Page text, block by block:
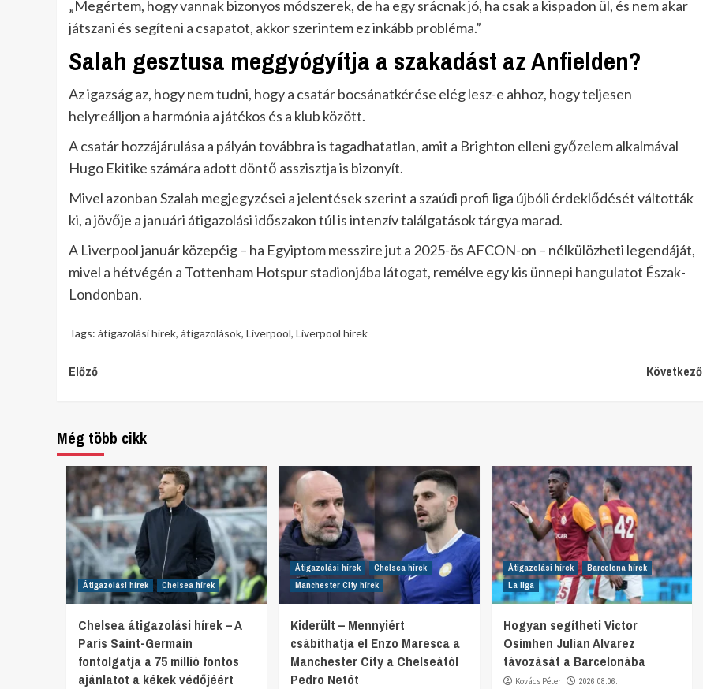
„Megértem, hogy vannak bizonyos módszerek, de ha egy srácnak jó, ha csak a kispadon ül, és nem akar
játszani és segíteni a csapatot, akkor szerintem ez inkább probléma.”
Salah gesztusa meggyógyítja a szakadást az Anfielden?
Az igazság az, hogy nem tudni, hogy a csatár bocsánatkérése elég lesz-e ahhoz, hogy teljesen
helyreálljon a harmónia a játékos és a klub között.
A csatár hozzájárulása a pályán továbbra is tagadhatatlan, amit a Brighton elleni győzelem alkalmával
Hugo Ekitike számára adott döntő asszisztja is bizonyít.
Mivel azonban Szalah megjegyzései a jelentések szerint a szaúdi profi liga újbóli érdeklődését váltották
ki, a jövője a januári átigazolási időszakon túl is intenzív találgatások tárgya marad.
A Liverpool január közepéig – ha Egyiptom messzire jut a 2025-ös AFCON-on – nélkülözheti legendáját,
mivel a hétvégén a Tottenham Hotspur stadionjába látogat, remélve egy kis ünnepi hangulatot Észak-
Londonban.
Tags: átigazolási hírek, átigazolások, Liverpool, Liverpool hírek
Continue
Előző Következő
Még több cikk
Átigazolási hírek Chelsea hírek
Chelsea átigazolási hírek – A
Paris Saint-Germain
fontolgatja a 75 millió fontos
ajánlatot a kékek védőjéért
Átigazolási hírek
Chelsea hírek
Manchester City hírek
Kiderült – Mennyiért
csábíthatja el Enzo Maresca a
Manchester City a Chelseától
Pedro Netót
Átigazolási hírek
Barcelona hírek
La liga
Hogyan segítheti Victor
Osimhen Julian Alvarez
távozását a Barcelonába
Kovács Péter 2026.08.06.